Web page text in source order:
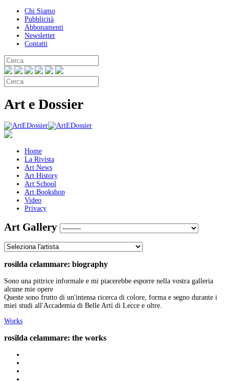
Chi Siamo
Pubblicità
Abbonamenti
Newsletter
Contatti
Art e Dossier
Home
La Rivista
Art News
Art History
Art School
Art Bookshop
Video
Privacy
Art Gallery
rosilda celammare: biography
Sono una pittrice informale e mi piacerebbe esporre nella vostra galleria
alcune mie opere
Queste sono frutto di un'intensa ricerca di colore, forma e segno durante i
miei studi all'Accademia di Belle Arti di Lecce e oltre.
Works
rosilda celammare: the works